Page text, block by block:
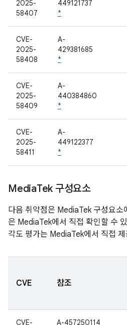
2025-
58407
449121737
*
CVE-
2025-
58408
A-
429381685
*
CVE-
2025-
58409
A-
440384860
*
CVE-
2025-
58411
A-
449122377
*
MediaTek 구성요소
다음 취약점은 MediaTek 구성요소
은 MediaTek에서 직접 확인할 수
각도 평가는 MediaTek에서 직접
CVE 참조
CVE-
A-457250114